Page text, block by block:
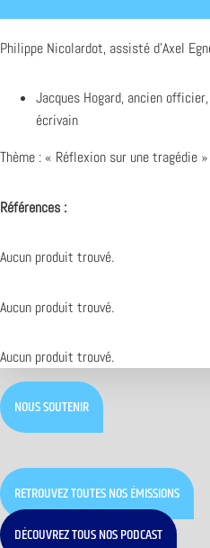
Philippe Nicolardot, assisté d’Axel
Jacques Hogard, ancien
écrivain
Thème : « Réflexion sur une tragédie »
Références :
Aucun produit trouvé.
Aucun produit trouvé.
Aucun produit trouvé.
NOUS SOUTENIR
RETROUVEZ TOUTES NOS ÉMISSIONS
DÉCOUVREZ TOUS NOS PODCAST